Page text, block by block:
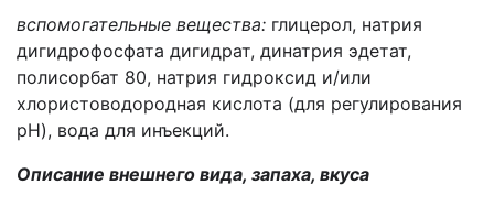
вспомогательные вещества: глицерол, натрия
дигидрофосфата дигидрат, динатрия эдетат,
полисорбат 80, натрия гидроксид и/или
хлористоводородная кислота (для регулирования
pH), вода для инъекций.
Описание внешнего вида, запаха, вкуса